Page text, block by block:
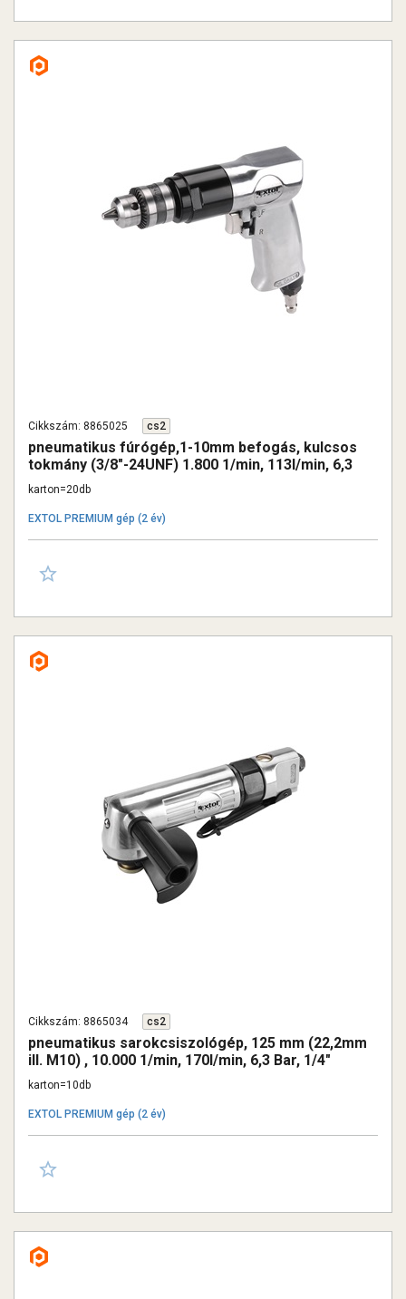
Cikkszám: 8865025 cs2
pneumatikus fúrógép,1-10mm befogás, kulcsos
tokmány (3/8"-24UNF) 1.800 1/min, 113l/min, 6,3
Bar, 1/4" tömlőcsatl.,1,1 kg
karton=20db
EXTOL PREMIUM gép (2 év)
Cikkszám: 8865034 cs2
pneumatikus sarokcsiszológép, 125 mm (22,2mm
ill. M10) , 10.000 1/min, 170l/min, 6,3 Bar, 1/4"
tömlőcsatlakozó, 1,8 kg
karton=10db
EXTOL PREMIUM gép (2 év)